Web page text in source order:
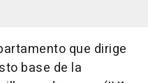
que dirige
base de la